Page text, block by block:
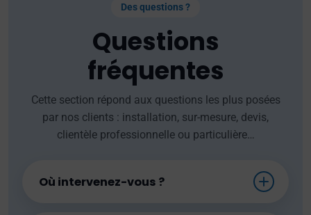
Des questions ?
Questions
fréquentes
Cette section répond aux questions les plus posées
par nos clients : installation, sur-mesure, devis,
clientèle professionnelle ou particulière…
Où intervenez-vous ?